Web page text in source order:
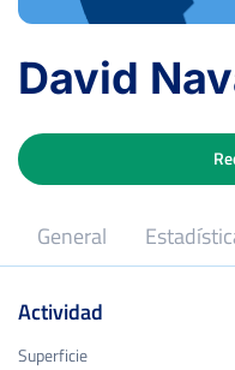
David
General
Superficie
Actividad
Superficie